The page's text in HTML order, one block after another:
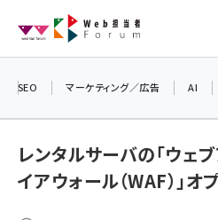
ン
SEO マーケティング／広告 AI
レンタルサーバの「ウェ
イアウォール（WAF）」オ